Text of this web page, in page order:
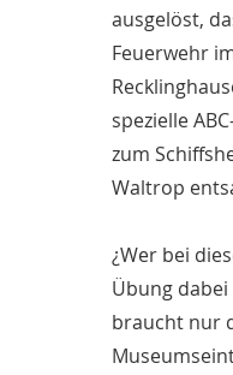
ausgelöst,
Feuerwehr
spezielle
zum
Waltrop
¿Wer bei
Übung
braucht nur